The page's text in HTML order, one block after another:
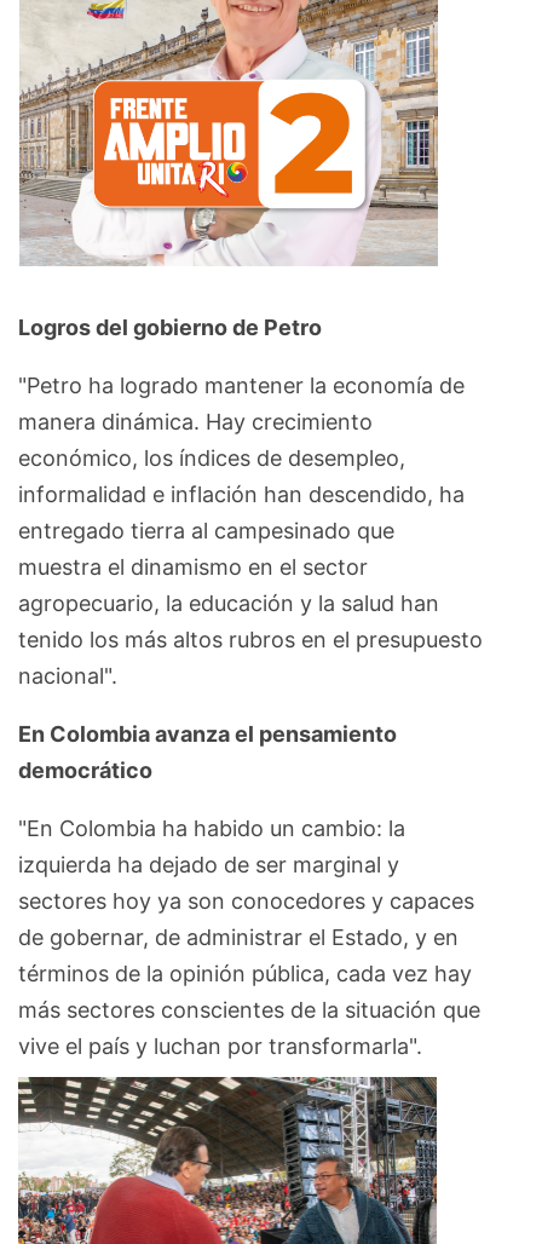
Logros del gobierno de Petro
"Petro ha logrado mantener la economía de
manera dinámica. Hay crecimiento
económico, los índices de desempleo,
informalidad e inflación han descendido, ha
entregado tierra al campesinado que
muestra el dinamismo en el sector
agropecuario, la educación y la salud han
tenido los más altos rubros en el presupuesto
nacional".
En Colombia avanza el pensamiento
democrático
"En Colombia ha habido un cambio: la
izquierda ha dejado de ser marginal y
sectores hoy ya son conocedores y capaces
de gobernar, de administrar el Estado, y en
términos de la opinión pública, cada vez hay
más sectores conscientes de la situación que
vive el país y luchan por transformarla".